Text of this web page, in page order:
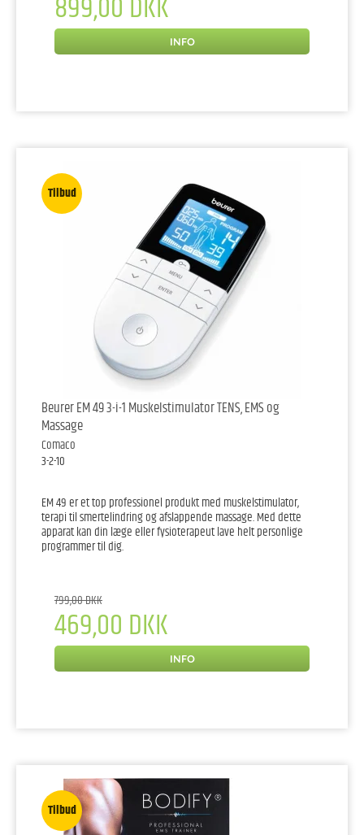
899,00 DKK
INFO
Tilbud
Beurer EM 49 3-i-1 Muskelstimulator TENS, EMS og
Massage
Comaco
3-2-10
EM 49 er et top professionel produkt med muskelstimulator,
terapi til smertelindring og afslappende massage. Med dette
apparat kan din læge eller fysioterapeut lave helt personlige
programmer til dig.
799,00 DKK
469,00 DKK
INFO
Tilbud